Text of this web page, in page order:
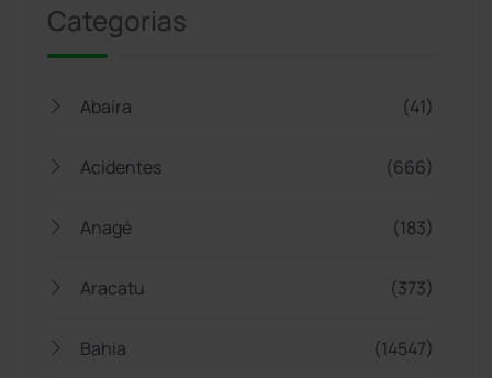
Categorias
Abaíra (41)
Acidentes (666)
Anagé (183)
Aracatu (373)
Bahia (14547)